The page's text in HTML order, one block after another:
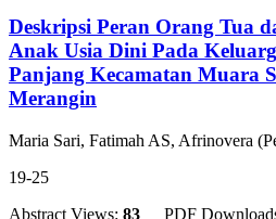
Deskripsi Peran Orang Tua
Anak Usia Dini Pada
Panjang Kecamatan Muara
Merangin
Maria Sari, Fatimah AS, Afrinovera
19-25
Abstract Views: 83 PDF